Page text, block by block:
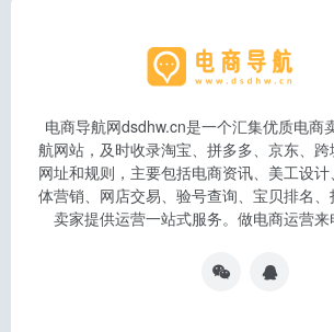
电商导航网dsdhw.cn是一个汇集优质电商
航网站，及时收录淘宝、拼多多、京东、
网址和规则，主要包括电商资讯、美工设
体营销、网店交易、验号查询、宝贝排名
卖家提供运营一站式服务。做电商运营来